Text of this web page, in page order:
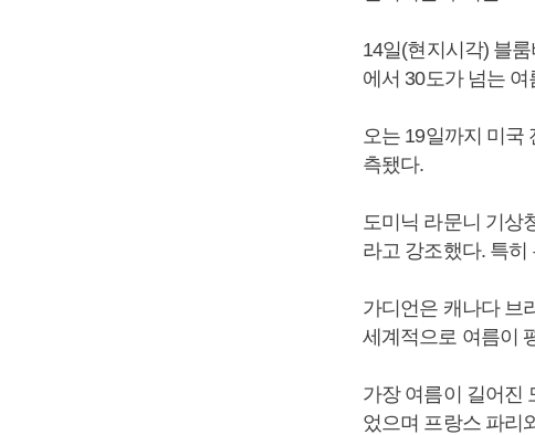
14일(현지시각) 블
에서 30도가 넘는
오는 19일까지 미국
측됐다.
도미닉 라문니 기상
라고 강조했다. 특
가디언은 캐나다 브
세계적으로 여름이
가장 여름이 길어진
었으며 프랑스 파리